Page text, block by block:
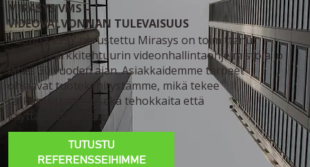
MIRASYS VMS –
VIDEOVALVONNAN TULEVAISUUS
Vuonna 1997 perustettu Mirasys on toimittanut
avoimen arkkitehtuurin videonhallintaohjelmistoja jo
lähes 30 vuoden ajan. Asiakkaidemme tarpeet
ohjaavat tuotekehitystämme, mikä tekee
ratkaisuistamme sekä tehokkaita että
käyttäjäystävällisiä.
TUTUSTU
REFERENSSEIHIMME